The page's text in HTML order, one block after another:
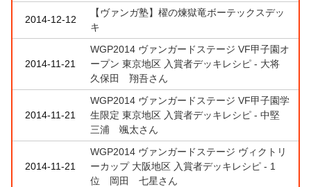
2014-12-12
【ヴァンガ塾】櫂の煉獄竜ボーテックスデッ
キ
2014-11-21
WGP2014 ヴァンガードステージ VF甲子園オ
ープン 東京地区 入賞者デッキレシピ - 大将
久保田 翔吾さん
2014-11-21
WGP2014 ヴァンガードステージ VF甲子園学
生限定 東京地区 入賞者デッキレシピ - 中堅
三浦 颯太さん
2014-11-21
WGP2014 ヴァンガードステージ ヴィクトリ
ーカップ 大阪地区 入賞者デッキレシピ - 1
位 岡田 七星さん